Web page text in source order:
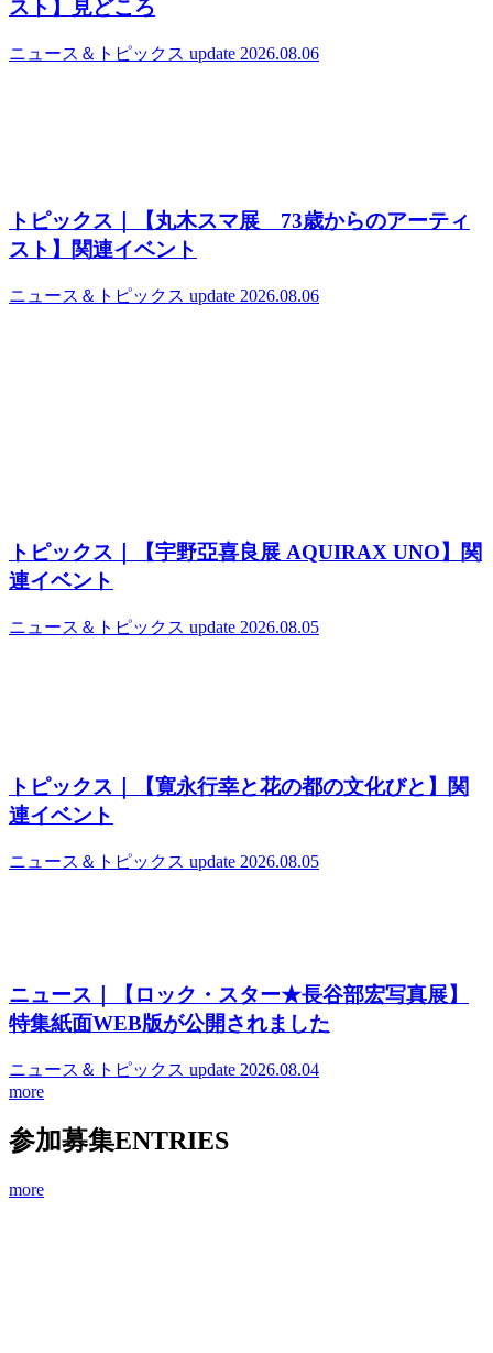
スト】見どころ
ニュース＆トピックス update 2026.08.06
トピックス｜【丸木スマ展 73歳からのアーティ
スト】関連イベント
ニュース＆トピックス update 2026.08.06
トピックス｜【宇野亞喜良展 AQUIRAX UNO】関
連イベント
ニュース＆トピックス update 2026.08.05
トピックス｜【寛永行幸と花の都の文化びと】関
連イベント
ニュース＆トピックス update 2026.08.05
ニュース｜【ロック・スター★長谷部宏写真展】
特集紙面WEB版が公開されました
ニュース＆トピックス update 2026.08.04
more
参加募集ENTRIES
more